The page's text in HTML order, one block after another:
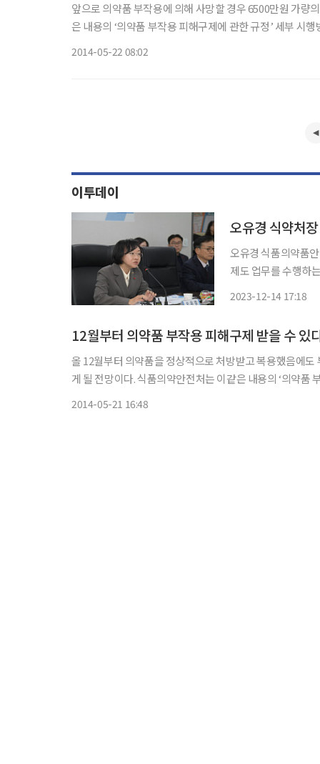
앞으로 의약품 부작용에 의해 사망할 경우 6500만원 가량의 보상금을
은 내용의 ‘의약품 부작용 피해구제에 관한 규정’ 세부 시행방안을 마
2014-05-22 08:02
이투데이
오유경 식품의약품
제도 업무를 수행하
2023-12-14 17:18
12월부터 의약품 부작용 피해구제 받을 수 있
올 12월부터 의약품을 정상적으로 처방받고 복용했음에
게 될 전망이다. 식품의약안전처는 이같은 내용의 ‘의약품 부작용 피해구제에 관한 규정’ 세부 시행방안을 마련하고 입법예고 했다
2014-05-21 16:48